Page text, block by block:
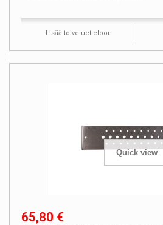
Lisää toiveluetteloon
Quick view
65,80 €